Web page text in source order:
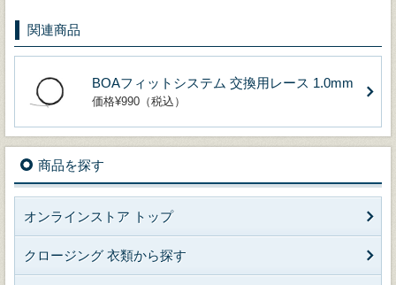
関連商品
BOAフィットシステム 交換用レース 1.0mm
価格¥990（税込）
商品を探す
オンラインストア トップ
クロージング 衣類から探す